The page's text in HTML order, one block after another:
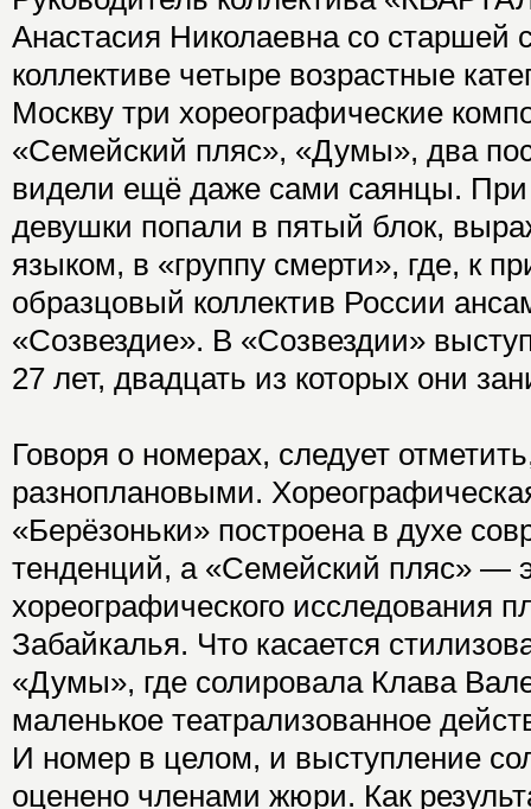
Анастасия Николаевна со старшей
коллективе четыре возрастные
Москву три хореографические
«Семейский пляс», «Думы», два
видели ещё даже сами саянцы.
девушки попали в пятый блок,
языком, в «группу смерти», где, к
образцовый коллектив России
«Созвездие». В «Созвездии»
27 лет, двадцать из которых они
Говоря о номерах, следует
разноплановыми.
«Берёзоньки» построена в духе
тенденций, а «Семейский пляс» —
хореографического исследования
Забайкалья. Что касается
«Думы», где солировала Клава
маленькое театрализованное
И номер в целом, и выступление
оценено членами жюри. Как